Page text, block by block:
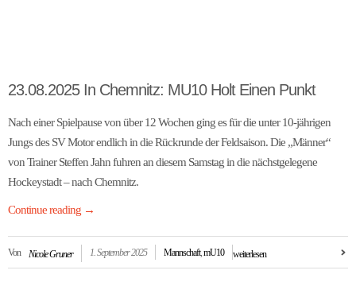
23.08.2025 In Chemnitz: MU10 Holt Einen Punkt
Nach einer Spielpause von über 12 Wochen ging es für die unter 10-jährigen
Jungs des SV Motor endlich in die Rückrunde der Feldsaison. Die „Männer“
von Trainer Steffen Jahn fuhren an diesem Samstag in die nächstgelegene
Hockeystadt – nach Chemnitz.
Continue reading →
Von Nicole Gruner 1. September 2025 Mannschaft,mU10 weiterlesen